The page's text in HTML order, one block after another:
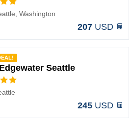
Washington
207 USD
Seattle
245 USD